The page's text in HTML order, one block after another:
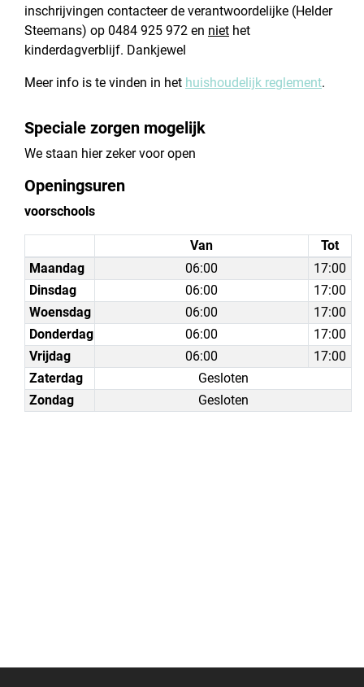
inschrijvingen contacteer de verantwoordelijke (Helder
Steemans) op 0484 925 972 en niet het
kinderdagverblijf. Dankjewel
Meer info is te vinden in het huishoudelijk reglement.
Speciale zorgen mogelijk
We staan hier zeker voor open
Openingsuren
voorschools
Van
Tot
Maandag
06:00
17:00
Dinsdag
06:00
17:00
Woensdag
06:00
17:00
Donderdag
06:00
17:00
Vrijdag
06:00
17:00
Zaterdag
Gesloten
Zondag
Gesloten